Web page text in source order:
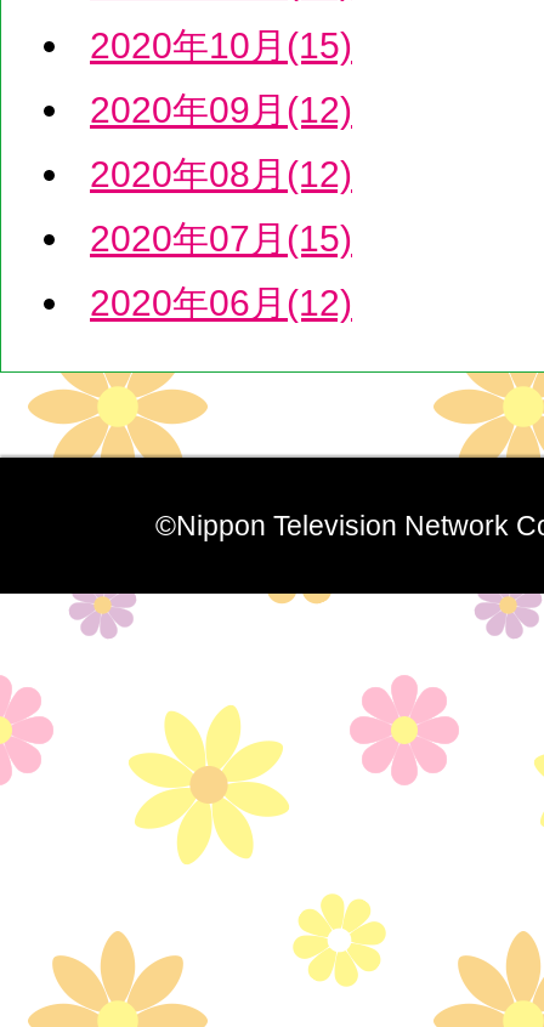
2020年10月(15)
2020年09月(12)
2020年08月(12)
2020年07月(15)
2020年06月(12)
©Nippon Television Network